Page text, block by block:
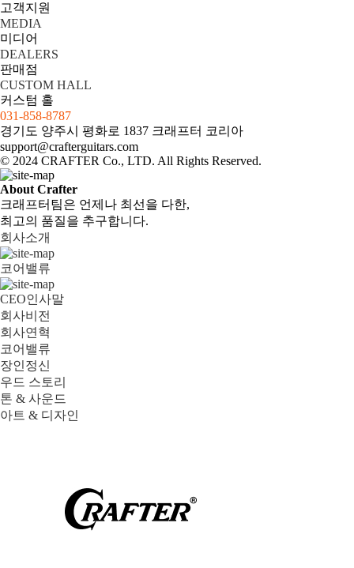
고객지원
MEDIA
미디어
DEALERS
판매점
CUSTOM HALL
커스텀 홀
031-858-8787
경기도 양주시 평화로 1837 크래프터 코리아
support@crafterguitars.com
© 2024 CRAFTER Co., LTD. All Rights Reserved.
About Crafter
크래프터팀은 언제나 최선을 다한,
최고의 품질을 추구합니다.
회사소개
코어밸류
CEO인사말
회사비전
회사연혁
코어밸류
장인정신
우드 스토리
톤 & 사운드
아트 & 디자인